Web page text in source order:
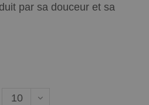
par sa douceur et sa
10